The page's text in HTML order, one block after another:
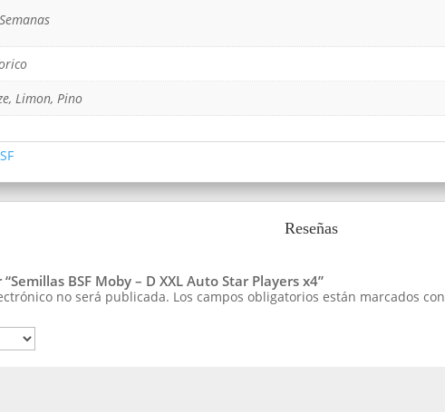
Limon, Pino
Reseñas
BSF Moby – D XXL Auto Star Players x4”
no será publicada. Los campos obligatorios están marcados con